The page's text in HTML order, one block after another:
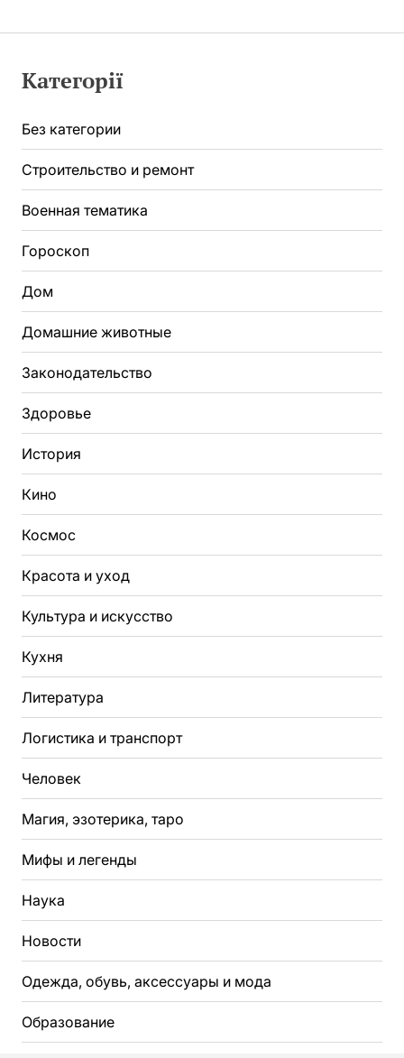
Категорії
Без категории
Строительство и ремонт
Военная тематика
Гороскоп
Дом
Домашние животные
Законодательство
Здоровье
История
Кино
Космос
Красота и уход
Культура и искусство
Кухня
Литература
Логистика и транспорт
Человек
Магия, эзотерика, таро
Мифы и легенды
Наука
Новости
Одежда, обувь, аксессуары и мода
Образование